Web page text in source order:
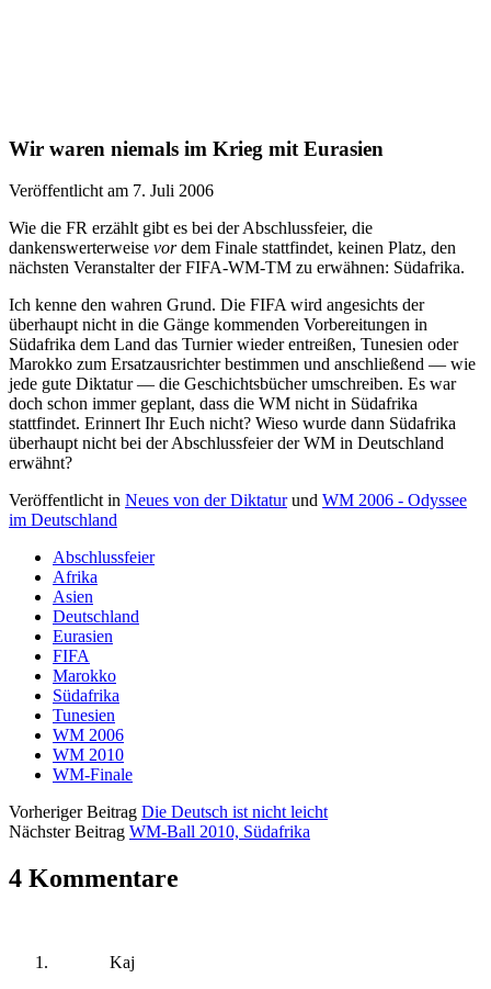
Wir waren niemals im Krieg mit Eurasien
Veröffentlicht am 7. Juli 2006
Wie die FR erzählt gibt es bei der Abschlussfeier, die
dankenswerterweise vordem Finale stattfindet, keinen Platz, den
nächsten Veranstalter der FIFA-WM-TM zu erwähnen: Südafrika.
Ich kenne den wahren Grund. Die FIFA wird angesichts der
überhaupt nicht in die Gänge kommenden Vorbereitungen in
Südafrika dem Land das Turnier wieder entreißen, Tunesien oder
Marokko zum Ersatzausrichter bestimmen und anschließend — wie
jede gute Diktatur — die Geschichtsbücher umschreiben. Es war
doch schon immer geplant, dass die WM nicht in Südafrika
stattfindet. Erinnert Ihr Euch nicht? Wieso wurde dann Südafrika
überhaupt nicht bei der Abschlussfeier der WM in Deutschland
erwähnt?
Veröffentlicht in Neues von der Diktaturund WM 2006 - Odyssee
im Deutschland
Abschlussfeier
Afrika
Asien
Deutschland
Eurasien
FIFA
Marokko
Südafrika
Tunesien
WM 2006
WM 2010
WM-Finale
Vorheriger Beitrag Die Deutsch ist nicht leicht
Nächster Beitrag WM-Ball 2010, Südafrika
4 Kommentare
Kaj